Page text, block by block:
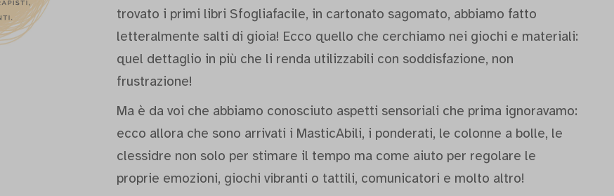
trovato i primi libri Sfogliafacile, in cartonato sagomato, abbiamo fatto
letteralmente salti di gioia! Ecco quello che cerchiamo nei giochi e materiali:
quel dettaglio in più che li renda utilizzabili con soddisfazione, non
frustrazione!
Ma è da voi che abbiamo conosciuto aspetti sensoriali che prima ignoravamo:
ecco allora che sono arrivati i MasticAbili, i ponderati, le colonne a bolle, le
clessidre non solo per stimare il tempo ma come aiuto per regolare le
proprie emozioni, giochi vibranti o tattili, comunicatori e molto altro!